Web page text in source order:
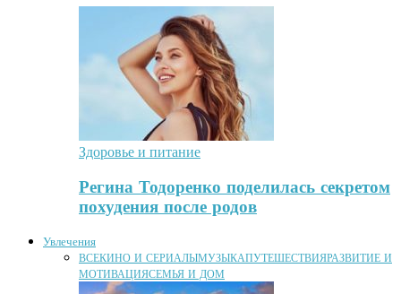
Здоровье и питание
Регина Тодоренко поделилась секретом
похудения после родов
Увлечения
ВСЕКИНО И СЕРИАЛЫМУЗЫКАПУТЕШЕСТВИЯРАЗВИТИЕ И
МОТИВАЦИЯСЕМЬЯ И ДОМ